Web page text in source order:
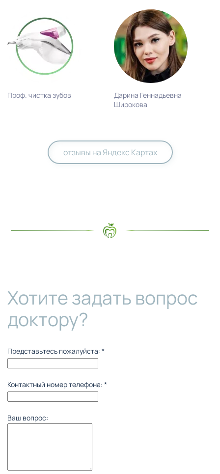
Проф. чистка зубов
Дарина Геннадьевна
Широкова
отзывы на Яндекс Картах
Хотите задать вопрос
доктору?
Представьтесь пожалуйста: *
Контактный номер телефона: *
Ваш вопрос: